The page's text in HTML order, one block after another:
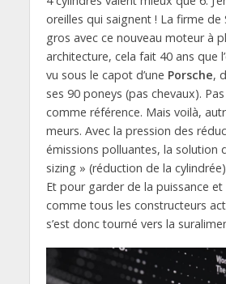
oreilles qui saignent ! La firme
gros avec ce nouveau moteur à
architecture, cela fait 40 ans que
vu sous le capot d’une Porsche,
ses 90 poneys (pas chevaux).
comme référence. Mais voilà,
meurs. Avec la pression des
émissions polluantes, la solution
sizing » (réduction de la
Et pour garder de la puissance
comme tous les constructeurs
s’est donc tourné vers la